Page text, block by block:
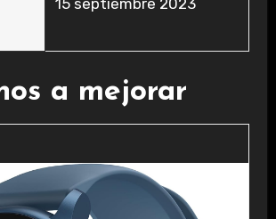
15 septiembre 2023
a mejorar